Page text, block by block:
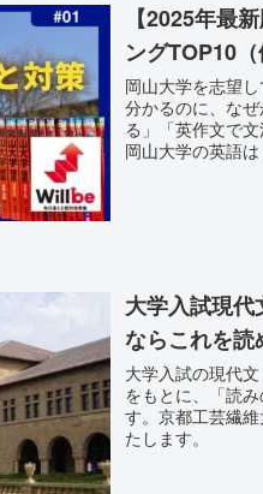
【2025年最
ングTOP10（
岡山大学を志望
分かるのに、な
る」「英作文で
岡山大学の英語
大学入試現
ならこれを
大学入試の現代
をもとに、「読
す。京都工芸繊
たします。